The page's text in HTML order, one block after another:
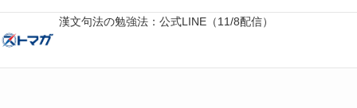
漢文句法の勉強法：公式LINE（11/8配信）